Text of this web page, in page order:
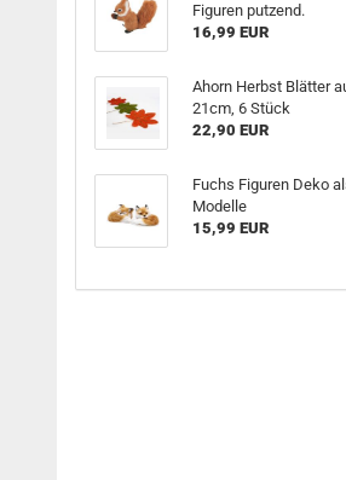
Figuren putzend.
16,99 EUR
Ahorn Herbst Blätter
21cm, 6 Stück
22,90 EUR
Fuchs Figuren Deko
Modelle
15,99 EUR